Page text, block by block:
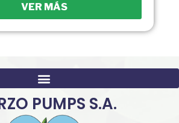
VER MÁS
PUMPS S.A.